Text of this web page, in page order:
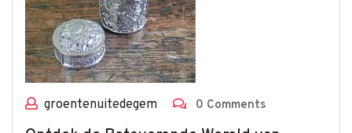
groentenuitedegem 0 Comments